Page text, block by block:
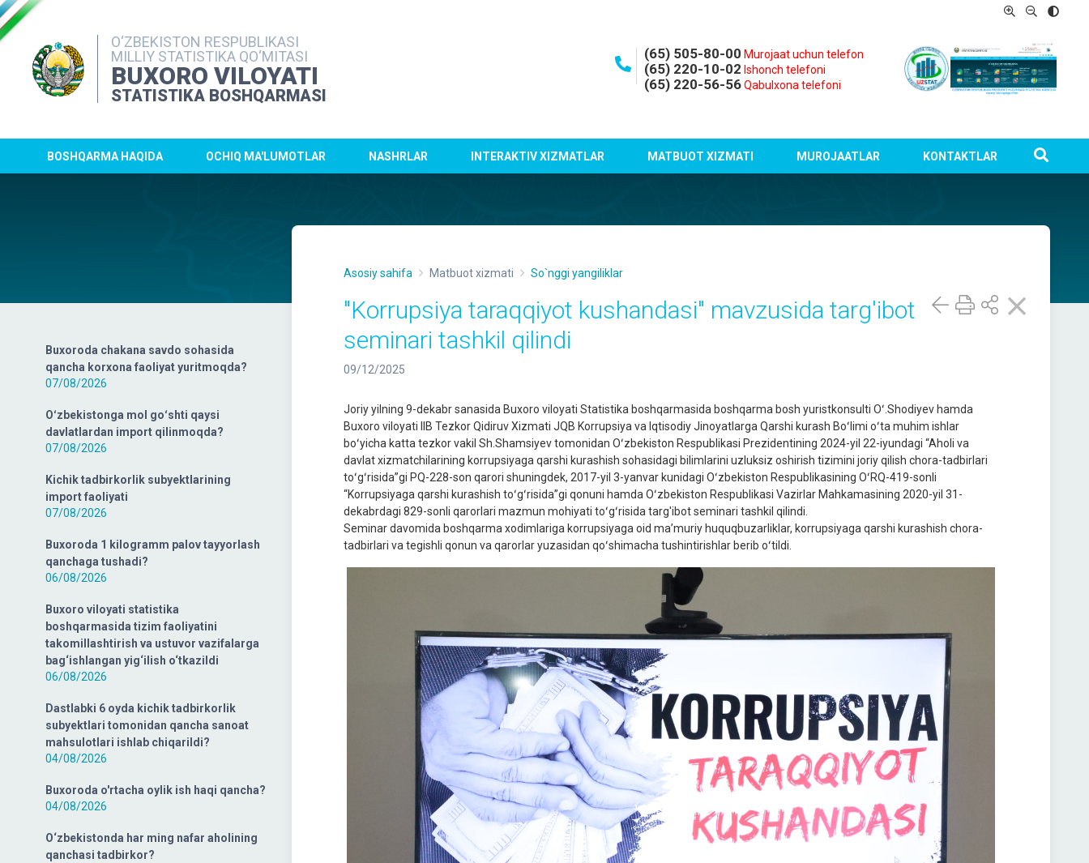
O‘ZBEKISTON RESPUBLIKASI
MILLIY STATISTIKA QO‘MITASI
BUXORO VILOYATI
STATISTIKA BOSHQARMASI
(65) 505-80-00 Murojaat uchun telefon
(65) 220-10-02 Ishonch telefoni
(65) 220-56-56 Qabulxona telefoni
BOSHQARMA HAQIDA OCHIQ MA'LUMOTLAR NASHRLAR INTERAKTIV XIZMATLAR MATBUOT XIZMATI MUROJAATLAR KONTAKTLAR
Buxoroda chakana savdo sohasida
qancha korxona faoliyat yuritmoqda?
07/08/2026
Oʻzbekistonga mol goʻshti qaysi
davlatlardan import qilinmoqda?
07/08/2026
Kichik tadbirkorlik subyektlarining
import faoliyati
07/08/2026
Buxoroda 1 kilogramm palov tayyorlash
qanchaga tushadi?
06/08/2026
Buxoro viloyati statistika
boshqarmasida tizim faoliyatini
takomillashtirish va ustuvor vazifalarga
bag‘ishlangan yig‘ilish o‘tkazildi
06/08/2026
Dastlabki 6 oyda kichik tadbirkorlik
subyektlari tomonidan qancha sanoat
mahsulotlari ishlab chiqarildi?
04/08/2026
Buxoroda o'rtacha oylik ish haqi qancha?
04/08/2026
O‘zbekistonda har ming nafar aholining
qanchasi tadbirkor?
Asosiy sahifa Matbuot xizmati So`nggi yangiliklar
"Korrupsiya taraqqiyot kushandasi" mavzusida targ'ibot
seminari tashkil qilindi
09/12/2025
Joriy yilning 9-dekabr sanasida Buxoro viloyati Statistika boshqarmasida boshqarma bosh yuristkonsulti Oʻ.Shodiyev hamda
Buxoro viloyati IIB Tezkor Qidiruv Xizmati JQB Korrupsiya va Iqtisodiy Jinoyatlarga Qarshi kurash Boʻlimi oʻta muhim ishlar
boʻyicha katta tezkor vakil Sh.Shamsiyev tomonidan Oʻzbekiston Respublikasi Prezidentining 2024-yil 22-iyundagi “Aholi va
davlat xizmatchilarining korrupsiyaga qarshi kurashish sohasidagi bilimlarini uzluksiz oshirish tizimini joriy qilish chora-tadbirlari
toʻgʻrisida”gi PQ-228-son qarori shuningdek, 2017-yil 3-yanvar kunidagi Oʻzbekiston Respublikasining OʻRQ-419-sonli
“Korrupsiyaga qarshi kurashish toʻgʻrisida”gi qonuni hamda Oʻzbekiston Respublikasi Vazirlar Mahkamasining 2020-yil 31-
dekabrdagi 829-sonli qarorlari mazmun mohiyati toʻgʻrisida targ'ibot seminari tashkil qilindi.
Seminar davomida boshqarma xodimlariga korrupsiyaga oid maʼmuriy huquqbuzarliklar, korrupsiyaga qarshi kurashish chora-
tadbirlari va tegishli qonun va qarorlar yuzasidan qoʻshimacha tushintirishlar berib oʻtildi.